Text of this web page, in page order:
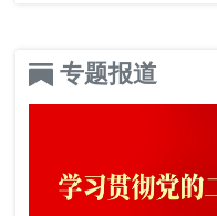
专题报道